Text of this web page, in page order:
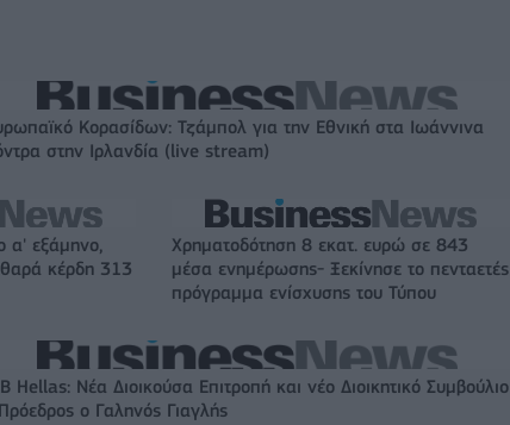
Κορασίδων: Τζάμπολ για την Εθνική στα Ιωάννινα
στην Ιρλανδία (live stream)
α' εξάμηνο,
κέρδη 313
Χρηματοδότηση 8 εκατ. ευρώ σε 843
μέσα ενημέρωσης- Ξεκίνησε το πενταετές
πρόγραμμα ενίσχυσης του Τύπου
Hellas: Νέα Διοικούσα Επιτροπή και νέο Διοικητικό Συμβούλιο
ο Γαληνός Γιαγλής